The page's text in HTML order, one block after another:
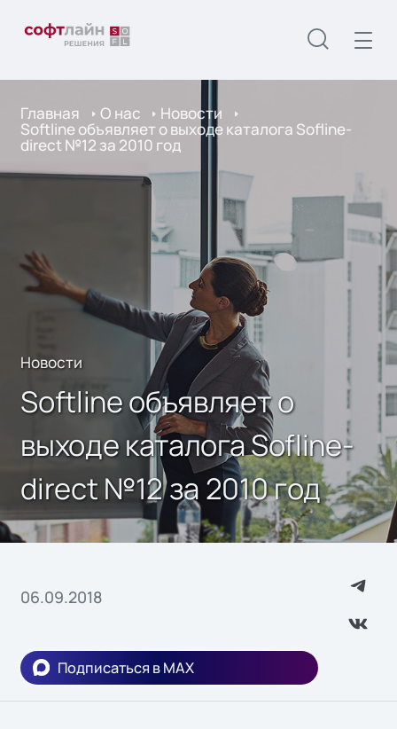
Главная О нас Новости
Softline объявляет о выходе каталога Sofline-
direct №12 за 2010 год
Новости
Softline объявляет о
выходе каталога Sofline-
direct №12 за 2010 год
06.09.2018
Подписаться в MAX